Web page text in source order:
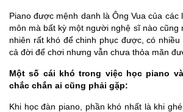
Piano được mệnh danh là Ông Vua của các
môn mà bất kỳ một người nghệ sĩ nào cũng
nhiên rất khó để chinh phục được, có
cả đời để chơi nhưng vẫn chưa thỏa mãn
Một số cái khó trong việc học piano
chắc chắn ai cũng phải gặp:
Khi học đàn piano, phần khó nhất là khi